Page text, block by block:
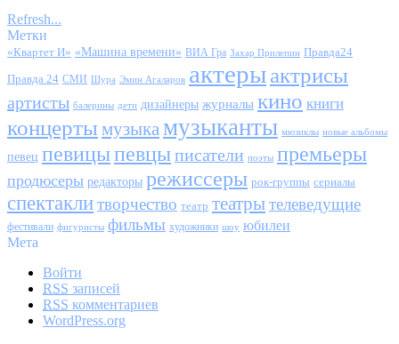
Refresh...
Метки
«Квартет И» «Машина времени» ВИА Гра Захар Прилепин Правда24
Правда 24 СМИ Шура Эмин Агаларов актерыактрисы
артисты балерины дети дизайнеры журналы кино книги
концерты музыка музыканты мюзиклы новые альбомы
певец певицыпевцыписатели поэты премьеры
продюсеры редакторы режиссеры рок-группы сериалы
спектаклитворчество театр театрытелеведущие
фестивали фигуристы фильмы художники шоу юбилеи
Мета
Войти
RSS записей
RSS комментариев
WordPress.org